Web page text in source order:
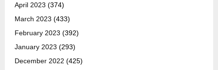
April 2023 (374)
March 2023 (433)
February 2023 (392)
January 2023 (293)
December 2022 (425)